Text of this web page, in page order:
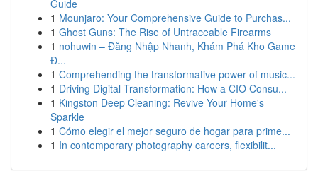
Guide
1 Mounjaro: Your Comprehensive Guide to Purchas...
1 Ghost Guns: The Rise of Untraceable Firearms
1 nohuwin – Đăng Nhập Nhanh, Khám Phá Kho Game
Đ...
1 Comprehending the transformative power of music...
1 Driving Digital Transformation: How a CIO Consu...
1 Kingston Deep Cleaning: Revive Your Home's
Sparkle
1 Cómo elegir el mejor seguro de hogar para prime...
1 In contemporary photography careers, flexibilit...